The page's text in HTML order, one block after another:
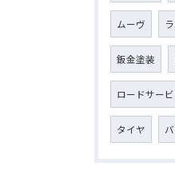
ムーヴ
鈑金塗装
ロードサー
タイヤ